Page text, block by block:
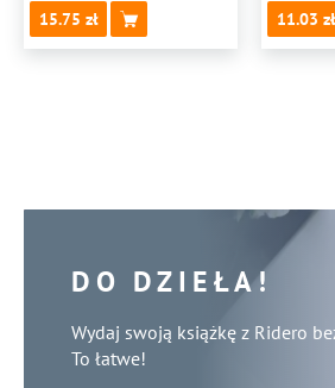
15.75
11.03
DO DZIEŁA!
Wydaj swoją książkę z Ridero
To łatwe!